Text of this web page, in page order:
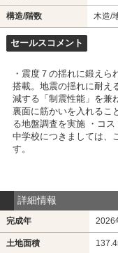
構造/階数 木造/
セールスコメント
・震度７の揺れに鍛え
搭載。地震の揺れに耐え
減する「制震性能」を兼
裏面に筋かいを入れるこ
る地盤調査を実施 ・コ
中学校につきましては、
す。
詳細情報
完成年 2026
土地面積